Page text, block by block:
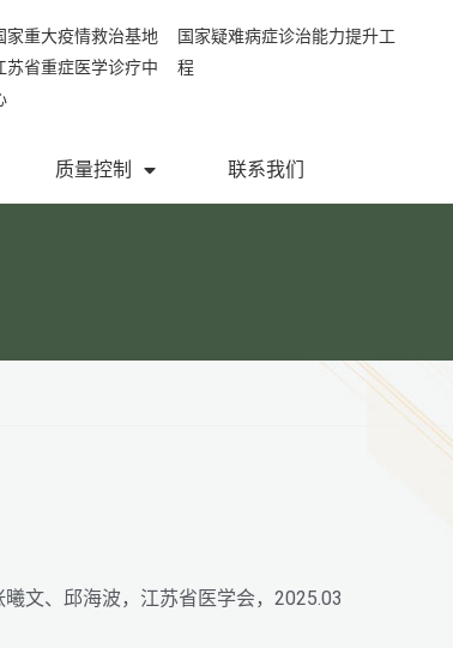
家重大疫情救治基地
苏省重症医学诊疗中
国家疑难病症诊治能力提升工
程
质量控制 联系我们
文、邱海波，江苏省医学会，2025.03